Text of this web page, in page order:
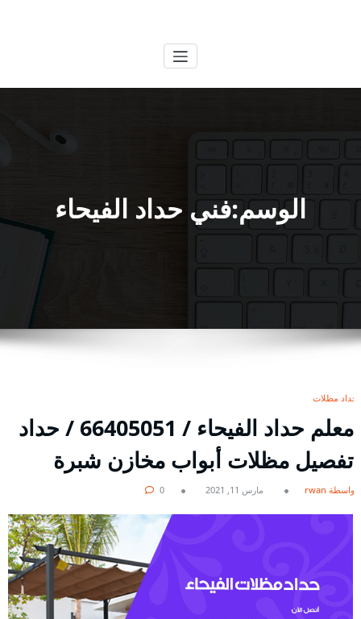
الوسم:فني حداد الفيحاء
حداد مظلات
معلم حداد الفيحاء / 66405051 / حداد
تفصيل مظلات أبواب مخازن شبرة
بواسطة rwan مارس 11, 2021 0